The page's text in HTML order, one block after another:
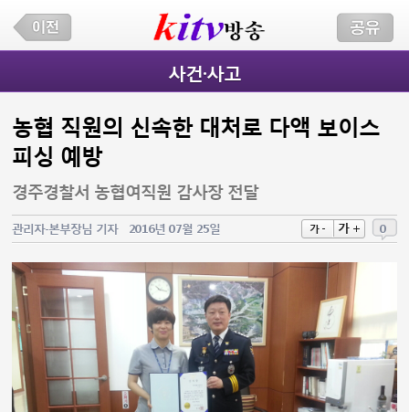
사건·사고
농협 직원의 신속한 대처로 다액 보이스
피싱 예방
경주경찰서 농협여직원 감사장 전달
관리자-본부장님 기자 2016년 07월 25일 0
가 - 가 +